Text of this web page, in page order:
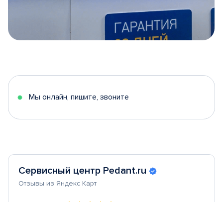
5
Мы онлайн, пишите, звоните
Сервисный центр Pedant.ru
Отзывы из Яндекс Карт